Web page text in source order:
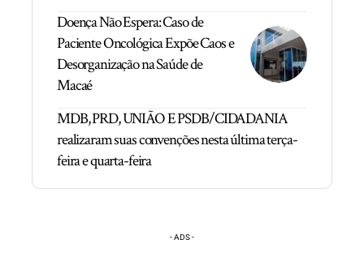
Doença Não Espera: Caso de
Paciente Oncológica Expõe Caos e
Desorganização na Saúde de
Macaé
MDB, PRD, UNIÃO E PSDB/CIDADANIA
realizaram suas convenções nesta última terça-
feira e quarta-feira
- ADS -